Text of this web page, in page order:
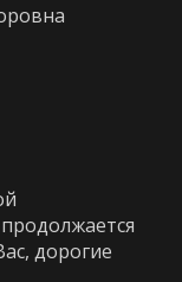
дорогие